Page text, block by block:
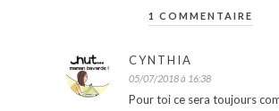
1 COMMENTAIRE
CYNTHIA
05/07/2018 à 16:38
Pour toi ce sera toujours